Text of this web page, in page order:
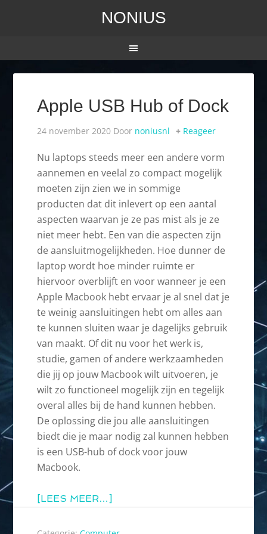
NONIUS
Apple USB Hub of Dock
24 november 2020 Door noniusnl Reageer
Nu laptops steeds meer een andere vorm
aannemen en veelal zo compact mogelijk
moeten zijn zien we in sommige
producten dat dit inlevert op een aantal
aspecten waarvan je ze pas mist als je ze
niet meer hebt. Een van die aspecten zijn
de aansluitmogelijkheden. Hoe dunner de
laptop wordt hoe minder ruimte er
hiervoor overblijft en voor wanneer je een
Apple Macbook hebt ervaar je al snel dat je
te weinig aansluitingen hebt om alles aan
te kunnen sluiten waar je dagelijks gebruik
van maakt. Of dit nu voor het werk is,
studie, gamen of andere werkzaamheden
die jij op jouw Macbook wilt uitvoeren, je
wilt zo functioneel mogelijk zijn en tegelijk
overal alles bij de hand kunnen hebben.
De oplossing die jou alle aansluitingen
biedt die je maar nodig zal kunnen hebben
is een USB-hub of dock voor jouw
Macbook.
[LEES MEER…]